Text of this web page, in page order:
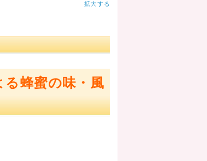
拡大する
る蜂蜜の味・風